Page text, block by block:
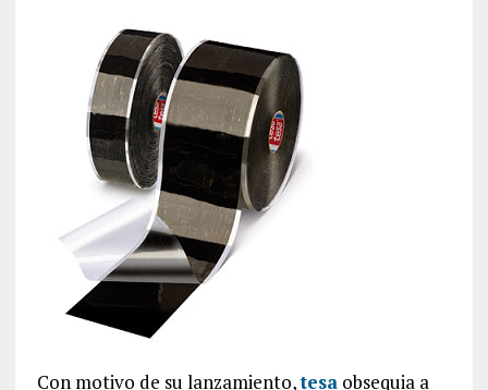
Con motivo de su lanzamiento,tesaobsequia a